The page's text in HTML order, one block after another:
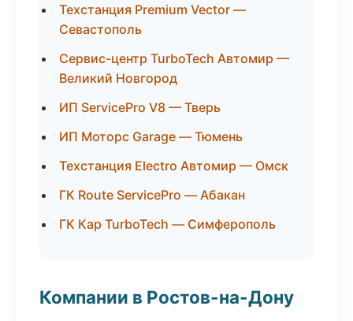
Техстанция Premium Vector —
Севастополь
Сервис-центр TurboTech Автомир —
Великий Новгород
ИП ServicePro V8 — Тверь
ИП Моторс Garage — Тюмень
Техстанция Electro Автомир — Омск
ГК Route ServicePro — Абакан
ГК Кар TurboTech — Симферополь
Компании в Ростов-на-Дону